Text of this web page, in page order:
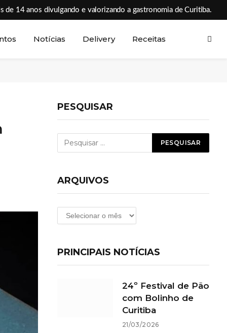
de 14 anos divulgando e valorizando a gastronomia de Curitiba.
Notícias Delivery Receitas
PESQUISAR
ARQUIVOS
Arquivos
PRINCIPAIS NOTÍCIAS
24º Festival de Pão
com Bolinho de
Curitiba
21/03/2026